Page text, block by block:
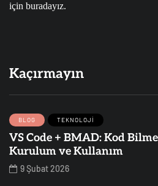
için buradayız.
Kaçırmayın
BLOG TEKNOLOJI
VS Code + BMAD: Kod
Kurulum ve Kullanım
9 Şubat 2026